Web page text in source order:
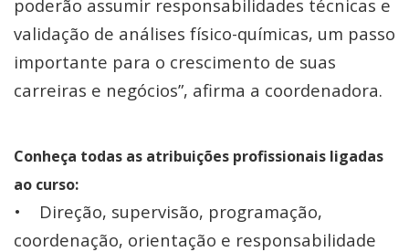
poderão assumir responsabilidades técnicas e
validação de análises físico-químicas, um passo
importante para o crescimento de suas
carreiras e negócios”, afirma a coordenadora.
Conheça todas as atribuições profissionais ligadas
ao curso:
• Direção, supervisão, programação,
coordenação, orientação e responsabilidade